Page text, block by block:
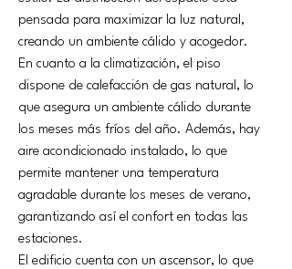
pensada para maximizar la luz natural,
creando un ambiente cálido y acogedor.
En cuanto a la climatización, el piso
dispone de calefacción de gas natural, lo
que asegura un ambiente cálido durante
los meses más fríos del año. Además, hay
aire acondicionado instalado, lo que
permite mantener una temperatura
agradable durante los meses de verano,
garantizando así el confort en todas las
estaciones.
El edificio cuenta con un ascensor, lo que